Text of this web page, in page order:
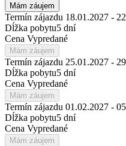
Mám záujem
Termín zájazdu 18.01.2027 -
Dĺžka pobytu5 dní
Cena Vypredané
Mám záujem
Termín zájazdu 25.01.2027 -
Dĺžka pobytu5 dní
Cena Vypredané
Mám záujem
Termín zájazdu 01.02.2027 -
Dĺžka pobytu5 dní
Cena Vypredané
Mám záujem